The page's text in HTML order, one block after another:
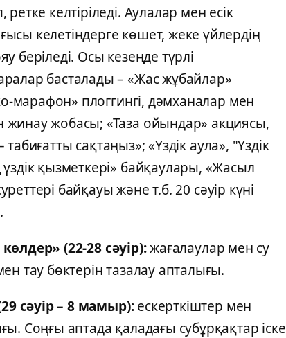
келтіріледі. Аулалар мен есік
келетіндерге көшет, жеке үйлердің
беріледі. Осы кезеңде түрлі
басталады – «Жас жұбайлар»
марафон» плоггингі, дәмханалар мен
жобасы; «Таза ойындар» акциясы,
табиғатты сақтаңыз»; «Үздік аула», "Үздік
қызметкері» байқаулары, «Жасыл
байқауы және т.б. 20 сәуір күні
(22-28 сәуір):жағалаулар мен су
тау бөктерін тазалау апталығы.
сәуір – 8 мамыр):ескерткіштер мен
Соңғы аптада қаладағы субұрқақтар іске